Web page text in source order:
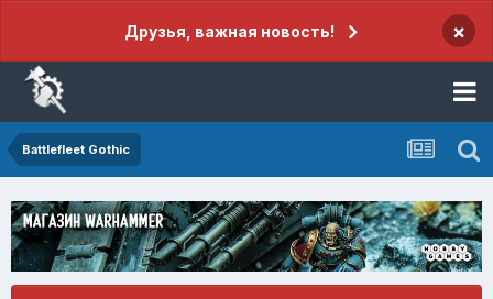
Друзья, важная новость! ×
Battlefleet Gothic